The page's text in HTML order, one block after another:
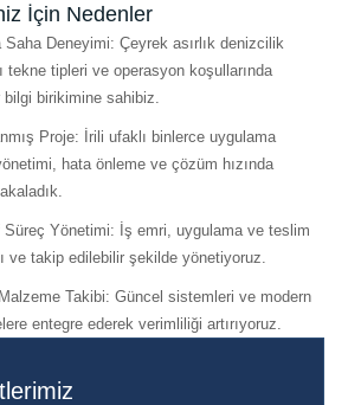
İçin Nedenler
Saha Deneyimi: Çeyrek asırlık denizcilik
tekne tipleri ve operasyon koşullarında
birikimine sahibiz.
Proje: İrili ufaklı binlerce uygulama
hata önleme ve çözüm hızında
Yönetimi: İş emri, uygulama ve teslim
ve takip edilebilir şekilde yönetiyoruz.
Takibi: Güncel sistemleri ve modern
entegre ederek verimliliği artırıyoruz.